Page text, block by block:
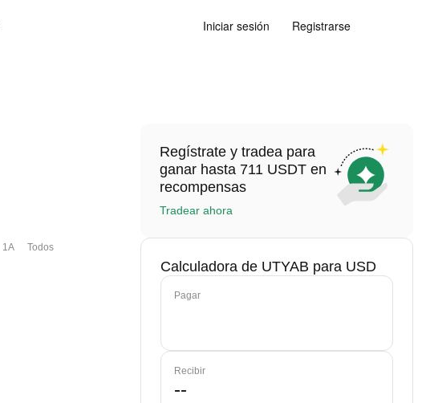
Iniciar sesión Registrarse
1A Todos
Regístrate y tradea para
ganar hasta 711 USDT en
recompensas
Tradear ahora
Calculadora de UTYAB para USD
Pagar
Recibir